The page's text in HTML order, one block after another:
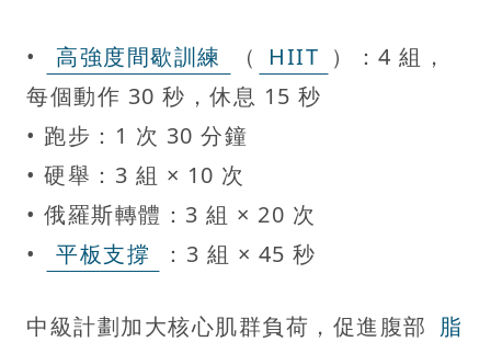
• 高強度間歇訓練 （ HIIT ）：4 組，
每個動作 30 秒，休息 15 秒
• 跑步：1 次 30 分鐘
• 硬舉：3 組 × 10 次
• 俄羅斯轉體：3 組 × 20 次
•
平板支撐 ：3 組 × 45 秒
中級計劃加大核心肌群負荷，促進腹部 脂